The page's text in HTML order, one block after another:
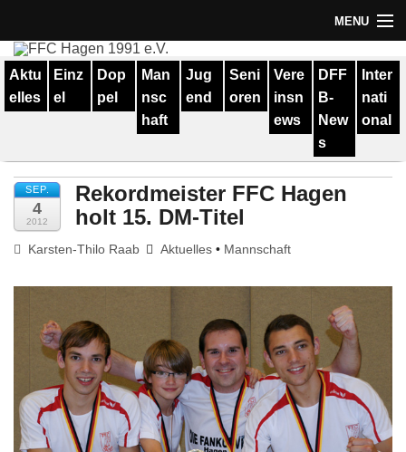
MENU
Termine
Erfolge
Geschichte
Partner
Kontakt
Impressum
Aktu
elles
Einz
el
Dop
pel
Man
nsc
haft
Jug
end
Seni
oren
Vere
insn
ews
DFF
B-
New
s
Inter
nati
onal
SEP.
4
2012
Rekordmeister FFC Hagen
holt 15. DM-Titel
Karsten-Thilo Raab Aktuelles • Mannschaft